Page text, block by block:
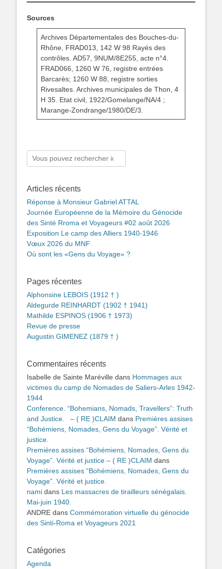
Sources
Archives Départementales des Bouches-du-
Rhône, FRAD013, 142 W 98 Rayés des
contrôles. AD57, 9NUM/8E255, acte n°4.
FRAD066, 1260 W 76, registre entrées
Barcarès; 1260 W 88, registre sorties
Rivesaltes. Archives municipales de Thon, 4
H 35. Etat civil, 1922/Gomelange/NA/4 ;
Marange-Zondrange/1980/DE/3.
Rechercher :
Articles récents
Réponse à Monsieur Gabriel ATTAL
Journée Européenne de la Mémoire du Génocide
des Sinté Rroma et Voyageurs #02 août 2026
Exposition Le camp des Alliers 1940-1946
Vœux 2026 du MNF
Où sont les «Gens du Voyage» ?
Pages récentes
Alphonsine LEBOIS (1912 † )
Aldegurde REINHARDT (1902 † 1941)
Mathilde ESPINOS (1906 † 1973)
Revue de presse
Augustin GIMENEZ (1879 † )
Commentaires récents
Isabelle de Sainte Maréville dans Hommages aux
victimes du camp de Nomades de Saliers-Arles 1942-
1944
Conference. “Bohemians, Nomads, Travellers”: Truth
and Justice. – ( RE )CLAIM dans Premières assises
“Bohémiens, Nomades, Gens du Voyage”. Vérité et
justice.
Premières assises “Bohémiens, Nomades, Gens du
Voyage”. Vérité et justice – ( RE )CLAIM dans
Premières assises “Bohémiens, Nomades, Gens du
Voyage”. Vérité et justice.
nami dans Les massacres de tirailleurs sénégalais.
Mai-juin 1940.
ANDRE dans Commémoration virtuelle du génocide
des Sinti-Roma et Voyageurs 2021
Catégories
Agenda